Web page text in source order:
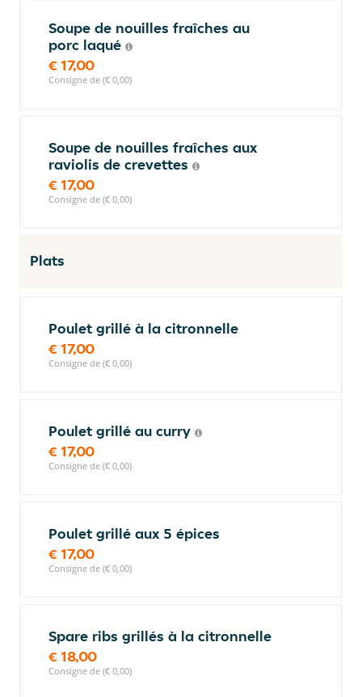
Soupe de nouilles fraîches au
porc laqué
€ 17,00
Consigne de (€ 0,00)
Soupe de nouilles fraîches aux
raviolis de crevettes
€ 17,00
Consigne de (€ 0,00)
Plats
Poulet grillé à la citronnelle
€ 17,00
Consigne de (€ 0,00)
Poulet grillé au curry
€ 17,00
Consigne de (€ 0,00)
Poulet grillé aux 5 épices
€ 17,00
Consigne de (€ 0,00)
Spare ribs grillés à la citronnelle
€ 18,00
Consigne de (€ 0,00)